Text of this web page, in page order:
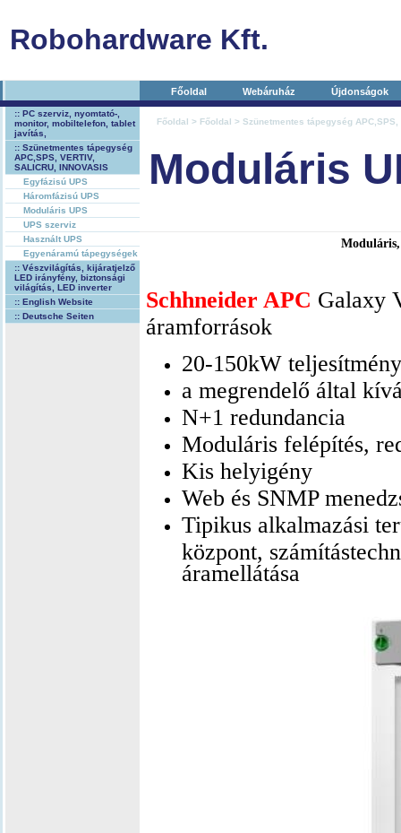
Robohardware Kft.
Főoldal Webáruház Újdonságok
:: PC szerviz, nyomtató-,
monitor, mobiltelefon, tablet
javítás,
:: Szünetmentes tápegység
APC,SPS, VERTIV,
SALICRU, INNOVASIS
Egyfázisú UPS
Háromfázisú UPS
Moduláris UPS
UPS szerviz
Használt UPS
Egyenáramú tápegységek
:: Vészvilágítás, kijáratjelző
LED irányfény, biztonsági
világítás, LED inverter
:: English Website
:: Deutsche Seiten
Főoldal > Főoldal > Szünetmentes tápegység APC,SPS,
Moduláris
Moduláris,
Schhneider APC Galaxy
áramforrások
20-150kW
a megrendelő által
N+1 redundancia
Moduláris felépítés,
Kis helyigény
Web és SNMP
Tipikus alkalmazási
központ,
áramellátása